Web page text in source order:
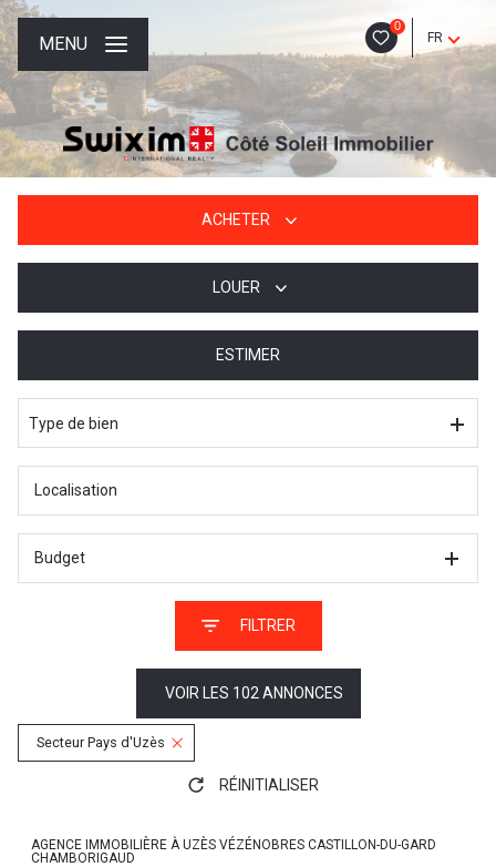
0
FR
MENU
ACHETER
De l'immo pro
LOUER
De l'immo pro
ESTIMER
Type de bien
Budget
FILTRER
VOIR LES 102 ANNONCES
Secteur Pays d'Uzès
RÉINITIALISER
AGENCE IMMOBILIÈRE À UZÈS VÉZÉNOBRES CASTILLON-DU-GARD
CHAMBORIGAUD